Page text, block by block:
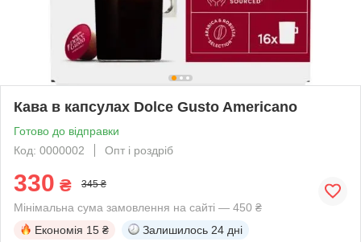
Кава в капсулах Dolce Gusto Americano
Готово до відправки
Код: 0000002
Опт і роздріб
330 ₴ 345 ₴
Мінімальна сума замовлення на сайті — 450 ₴
Економія 15 ₴ Залишилось 24 дні